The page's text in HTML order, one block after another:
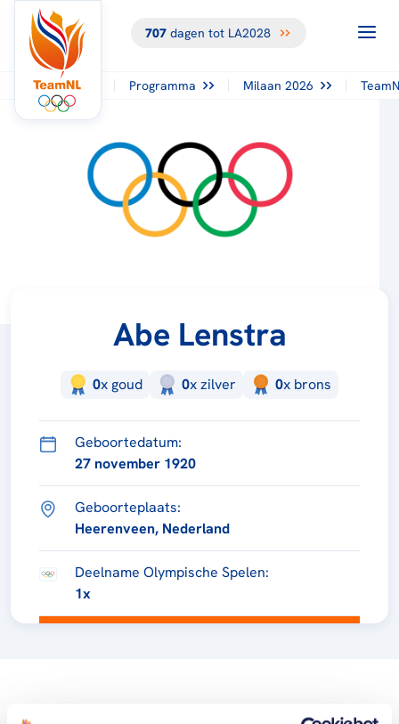
707dagen tot LA2028
Programma Milaan 2026
Abe Lenstra
0x goud 0xzilver 0x brons
Geboortedatum:
27 november 1920
Geboorteplaats:
Heerenveen, Nederland
Deelname Olympische Spelen:
1x